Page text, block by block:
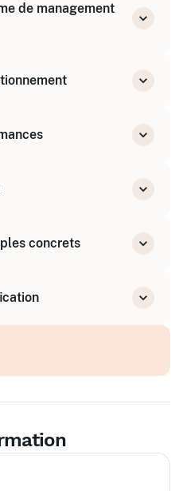
contexte de
de management
et planification
de direction
concrets